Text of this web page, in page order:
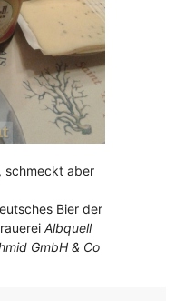
schmeckt aber
Bier der
Albquell
GmbH & Co